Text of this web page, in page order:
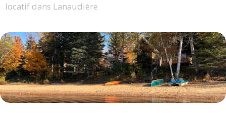
Contact
locatif dans Lanaudière